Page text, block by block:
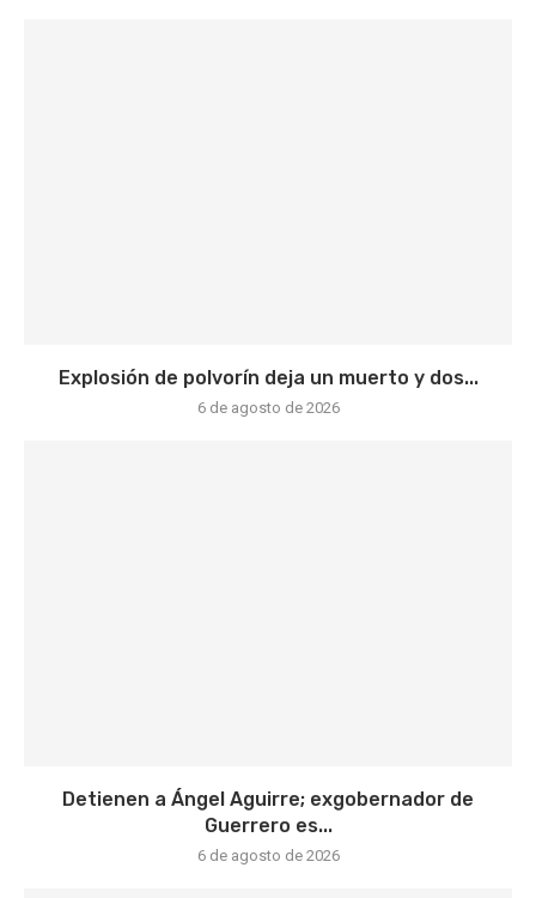
Explosión de polvorín deja un muerto y dos...
6 de agosto de 2026
Detienen a Ángel Aguirre; exgobernador de
Guerrero es...
6 de agosto de 2026